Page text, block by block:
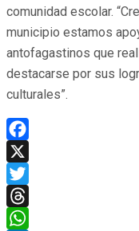
comunidad escolar.
municipio estamos
antofagastinos que
destacarse por sus
culturales”.
Facebook
X
Twitter
Threads